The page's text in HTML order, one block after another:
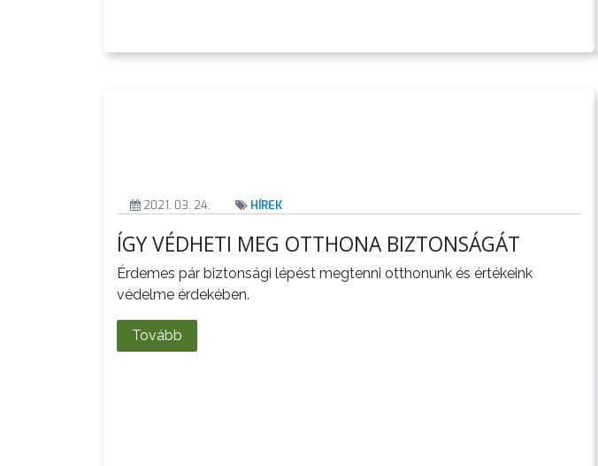
NYOMTATVÁNYOK
ÜGYINTÉZÉS
ANYAGOK
2021. 03. 24. HÍREK
ÍGY VÉDHETI MEG OTTHONA BIZTONSÁGÁT
Érdemes pár biztonsági lépést megtenni otthonunk és értékeink
védelme érdekében.
Tovább